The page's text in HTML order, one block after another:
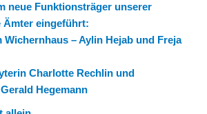
neue Funktionsträger unserer
Ämter eingeführt:
– Aylin Hejab und Freja
Charlotte Rechlin und
Hegemann